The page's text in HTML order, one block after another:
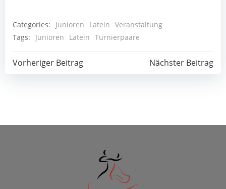
Categories: Junioren Latein Veranstaltung
Tags:
Junioren Latein Turnierpaare
Post
Vorheriger Beitrag
PostNächster Beitrag